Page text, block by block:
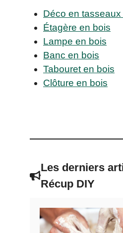
Déco en
Étagère en bois
Lampe en bois
Banc en bois
Tabouret en bois
Clôture en bois
Les derniers
Récup DIY